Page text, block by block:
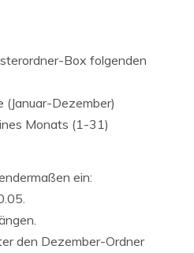
Box folgenden
Dezember)
Monats (1-31)
ein:
den Dezember-Ordner